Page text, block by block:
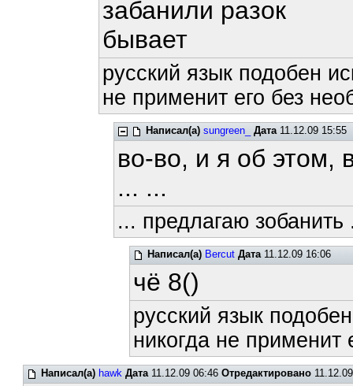
забанили разок
бывает
русский язык подобен
не применит его без
Написал(а) sungreen_ Дата11.12.09 15:55
во-во, и я об этом,
... ...
... предлагаю зобанить
Написал(а) Bercut Дата11.12.09 16:06
чё 8()
русский язык
никогда не применит
Написал(а) hawk Дата11.12.09 06:46Отредактировано